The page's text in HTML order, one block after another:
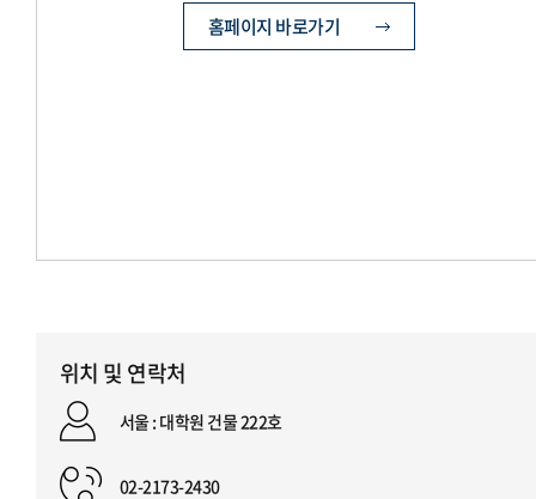
홈페이지 바로가기
위치 및 연락처
서울 : 대학원 건물 222호
02-2173-2430